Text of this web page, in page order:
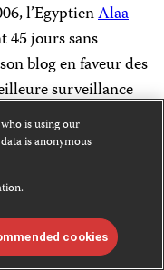
l’EgyptienAlaa
45 jours sans
blog en faveur des
surveillance
bloggeurs
mais il
En
en 2007 pour
les services de
sûreté de l’État l’a
is using our
is anonymous
cookies